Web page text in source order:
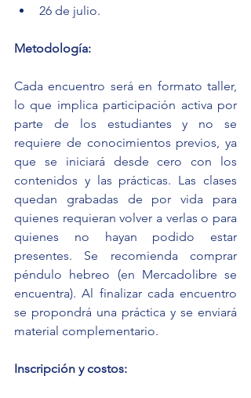
26 de julio.
Metodología:
Cada encuentro será en formato taller,
lo que implica participación activa por
parte de los estudiantes y no se
requiere de conocimientos previos, ya
que se iniciará desde cero con los
contenidos y las prácticas. Las clases
quedan grabadas de por vida para
quienes requieran volver a verlas o para
quienes no hayan podido estar
presentes. Se recomienda comprar
péndulo hebreo (en Mercadolibre se
encuentra). Al finalizar cada encuentro
se propondrá una práctica y se enviará
material complementario.
Inscripción y costos: